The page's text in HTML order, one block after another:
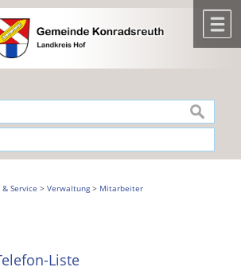
zur Startseitespringen.
suchen
Service > Verwaltung> Mitarbeiter
Liste